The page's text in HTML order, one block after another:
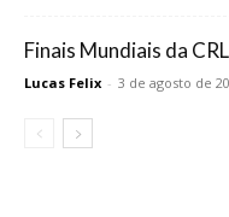
Finais Mundiais da
Lucas Felix - 3 de agosto de